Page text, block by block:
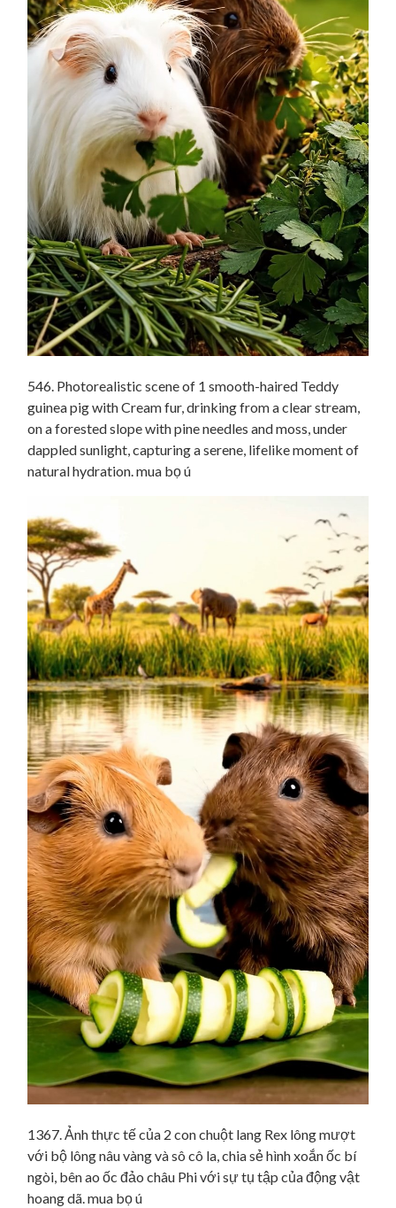
546. Photorealistic scene of 1 smooth-haired Teddy
guinea pig with Cream fur, drinking from a clear stream,
on a forested slope with pine needles and moss, under
dappled sunlight, capturing a serene, lifelike moment of
natural hydration. mua bọ ú
1367. Ảnh thực tế của 2 con chuột lang Rex lông mượt
với bộ lông nâu vàng và sô cô la, chia sẻ hình xoắn ốc bí
ngòi, bên ao ốc đảo châu Phi với sự tụ tập của động vật
hoang dã. mua bọ ú